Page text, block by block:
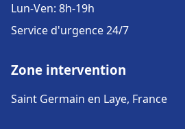
Lun-Ven: 8h-19h
Service d'urgence 24/7
Zone intervention
Saint Germain en Laye, France